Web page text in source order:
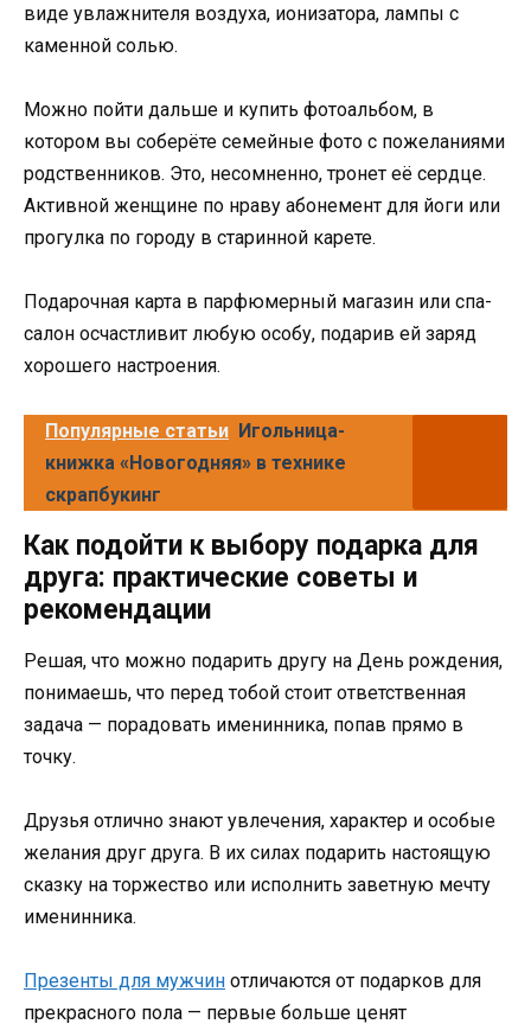
виде увлажнителя воздуха, ионизатора, лампы с
каменной солью.
Можно пойти дальше и купить фотоальбом, в
котором вы соберёте семейные фото с пожеланиями
родственников. Это, несомненно, тронет её сердце.
Активной женщине по нраву абонемент для йоги или
прогулка по городу в старинной карете.
Подарочная карта в парфюмерный магазин или спа-
салон осчастливит любую особу, подарив ей заряд
хорошего настроения.
Популярные статьи Игольница-
книжка «Новогодняя» в технике
скрапбукинг
Как подойти к выбору подарка для
друга: практические советы и
рекомендации
Решая, что можно подарить другу на День рождения,
понимаешь, что перед тобой стоит ответственная
задача — порадовать именинника, попав прямо в
точку.
Друзья отлично знают увлечения, характер и особые
желания друг друга. В их силах подарить настоящую
сказку на торжество или исполнить заветную мечту
именинника.
Презенты для мужчин отличаются от подарков для
прекрасного пола — первые больше ценят